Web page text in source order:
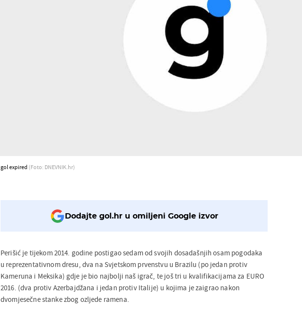
gol expired (Foto: DNEVNIK.hr)
Dodajte gol.hr u omiljeni Google izvor
Perišić je tijekom 2014. godine postigao sedam od svojih dosadašnjih osam pogodaka
u reprezentativnom dresu, dva na Svjetskom prvenstvu u Brazilu (po jedan protiv
Kameruna i Meksika) gdje je bio najbolji naš igrač, te još tri u kvalifikacijama za EURO
2016. (dva protiv Azerbajdžana i jedan protiv Italije) u kojima je zaigrao nakon
dvomjesečne stanke zbog ozljede ramena.